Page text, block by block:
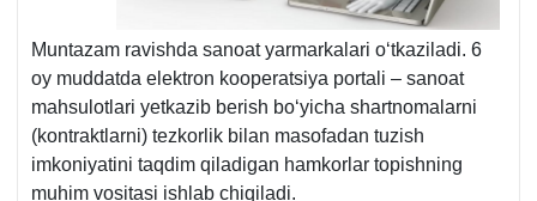
Muntazam ravishda sanoat yarmarkalari oʻtkaziladi. 6
oy muddatda elektron kooperatsiya portali – sanoat
mahsulotlari yetkazib berish boʻyicha shartnomalarni
(kontraktlarni) tezkorlik bilan masofadan tuzish
imkoniyatini taqdim qiladigan hamkorlar topishning
muhim vositasi ishlab chiqiladi.